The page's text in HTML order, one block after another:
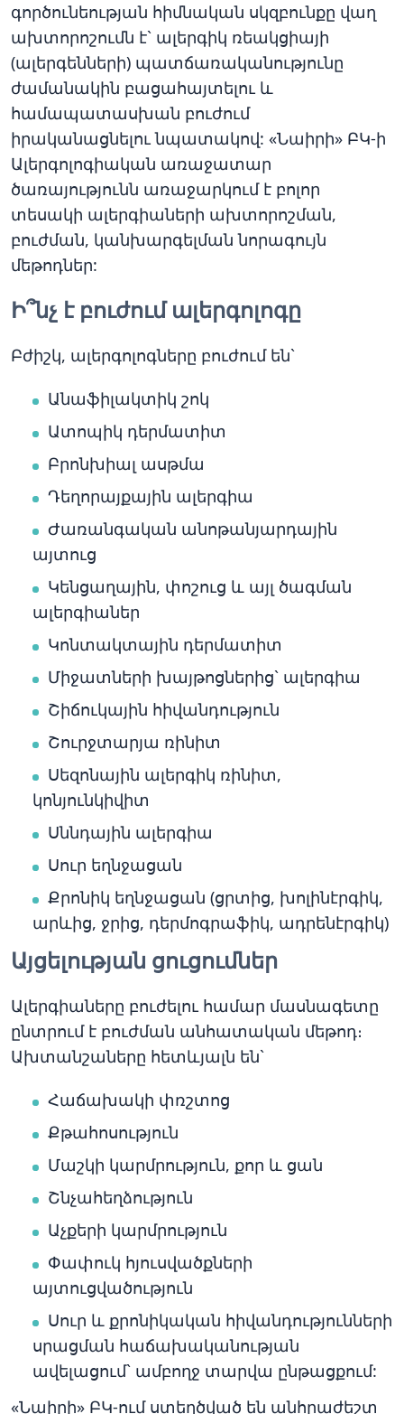
գործունեության հիմնական սկզբունքը վաղ
ախտորոշումն է` ալերգիկ ռեակցիայի
(ալերգենների) պատճառականությունը
ժամանակին բացահայտելու և
համապատասխան բուժում
իրականացնելու նպատակով: «Նաիրի» ԲԿ-ի
Ալերգոլոգիական առաջատար
ծառայությունն առաջարկում է բոլոր
տեսակի ալերգիաների ախտորոշման,
բուժման, կանխարգելման նորագույն
մեթոդներ:
Ի՞նչ է բուժում ալերգոլոգը
Բժիշկ, ալերգոլոգները բուժում են`
Անաֆիլակտիկ շոկ
Ատոպիկ դերմատիտ
Բրոնխիալ ասթմա
Դեղորայքային ալերգիա
Ժառանգական անոթանյարդային
այտուց
Կենցաղային, փոշուց և այլ ծագման
ալերգիաներ
Կոնտակտային դերմատիտ
Միջատների խայթոցներից` ալերգիա
Շիճուկային հիվանդություն
Շուրջտարյա ռինիտ
Սեզոնային ալերգիկ ռինիտ,
կոնյունկիվիտ
Սննդային ալերգիա
Սուր եղնջացան
Քրոնիկ եղնջացան (ցրտից, խոլինէրգիկ,
արևից, ջրից, դերմոգրաֆիկ, ադրենէրգիկ)
Այցելության ցուցումներ
Ալերգիաները բուժելու համար մասնագետը
ընտրում է բուժման անհատական մեթոդ։
Ախտանշաները հետևյալն են`
Հաճախակի փռշտոց
Քթահոսություն
Մաշկի կարմրություն, քոր և ցան
Շնչահեղձություն
Աչքերի կարմրություն
Փափուկ հյուսվածքների
այտուցվածություն
Սուր և քրոնիկական հիվանդությունների
սրացման հաճախականության
ավելացում` ամբողջ տարվա ընթացքում:
«Նաիրի» ԲԿ-ում ստեղծված են անհրաժեշտ